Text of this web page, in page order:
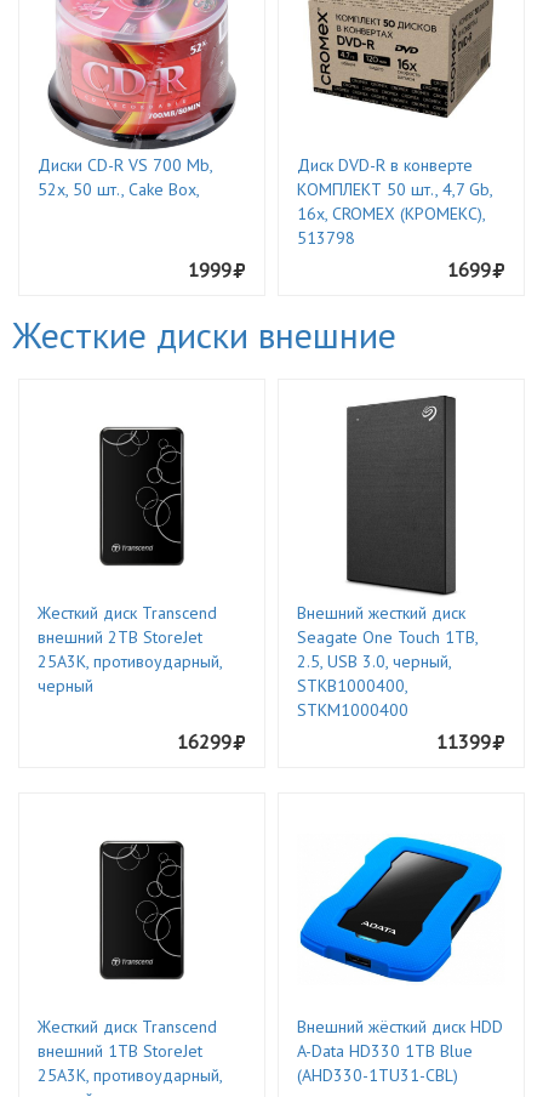
Диски CD-R VS 700 Mb,
52x, 50 шт., Cake Box,
1999
Диск DVD-R в конверте
КОМПЛЕКТ 50 шт., 4,7 Gb,
16x, CROMEX (КРОМЕКС),
513798
1699
Жесткие диски внешние
Жесткий диск Transcend
внешний 2TB StoreJet
25A3K, противоударный,
черный
16299
Внешний жесткий диск
Seagate One Touch 1TB,
2.5, USB 3.0, черный,
STKB1000400,
STKM1000400
11399
Жесткий диск Transcend
внешний 1TB StoreJet
25A3K, противоударный,
Внешний жёсткий диск HDD
A-Data HD330 1TB Blue
(AHD330-1TU31-CBL)